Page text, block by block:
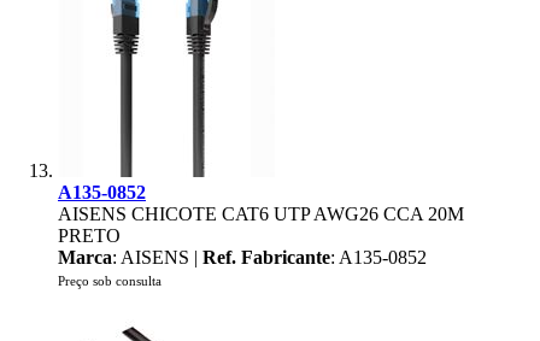
A135-0852
AISENS CHICOTE CAT6 UTP AWG26 CCA 20M
PRETO
Marca: AISENS | Ref. Fabricante: A135-0852
Preço sob consulta